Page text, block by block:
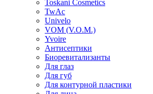
Toskani Cosmetics
TwAc
Univelo
VOM (V.O.M.)
Yvoire
Антисептики
Биоревитализанты
Для глаз
Для губ
Для контурной пластики